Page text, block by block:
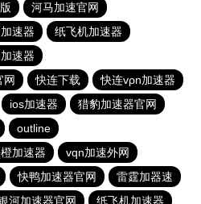
河马加速官网
速器
纸飞机加速器
速器
网
快连下载
快连vρn加速器
ios加速器
猎豹加速器官网
outline
加速器
vqn加速外网
快鸭加速器官网
雷霆加器速
河加速器官网 纸飞机加速器